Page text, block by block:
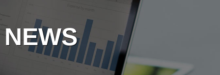
NEWS